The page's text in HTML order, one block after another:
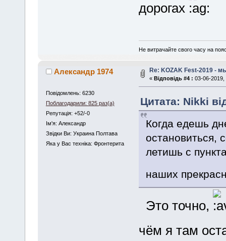
дорогах
Не витрачайте свого часу на
Александр 1974
Повідомлень: 6230
Поблагодарили: 825 раз(а)
Репутація: +52/-0
Iм'я: Александр
Звідки Ви: Украина Полтава
Яка у Вас техніка: Фронтерита
Re: KOZAK Fest-2019 -
« Відповідь #4 : 03-06-2019,
Цитата: Nikki
Когда едешь
остановиться,
летишь с
наших
Это точно,
чём я там